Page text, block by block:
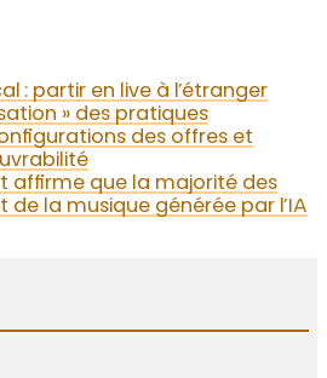
: partir en live à l’étranger
» des pratiques
des offres et
affirme que la majorité des
de la musique générée par l’IA